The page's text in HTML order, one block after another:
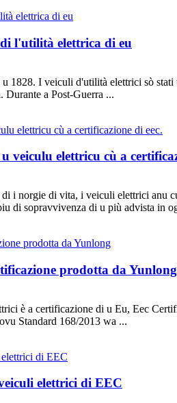
l'utilità elettrica di eu
1828. I veiculi d'utilità elettrici sò
a Post-Guerra ...
veiculu elettricu cù a
i norgie di vita, i veiculi elettrici anu
di sopravvivenza di u più advista in
prodotta da Yunlong
è a certificazione di u Eu, Eec
Standard 168/2013 wa ...
elettrici di EEC